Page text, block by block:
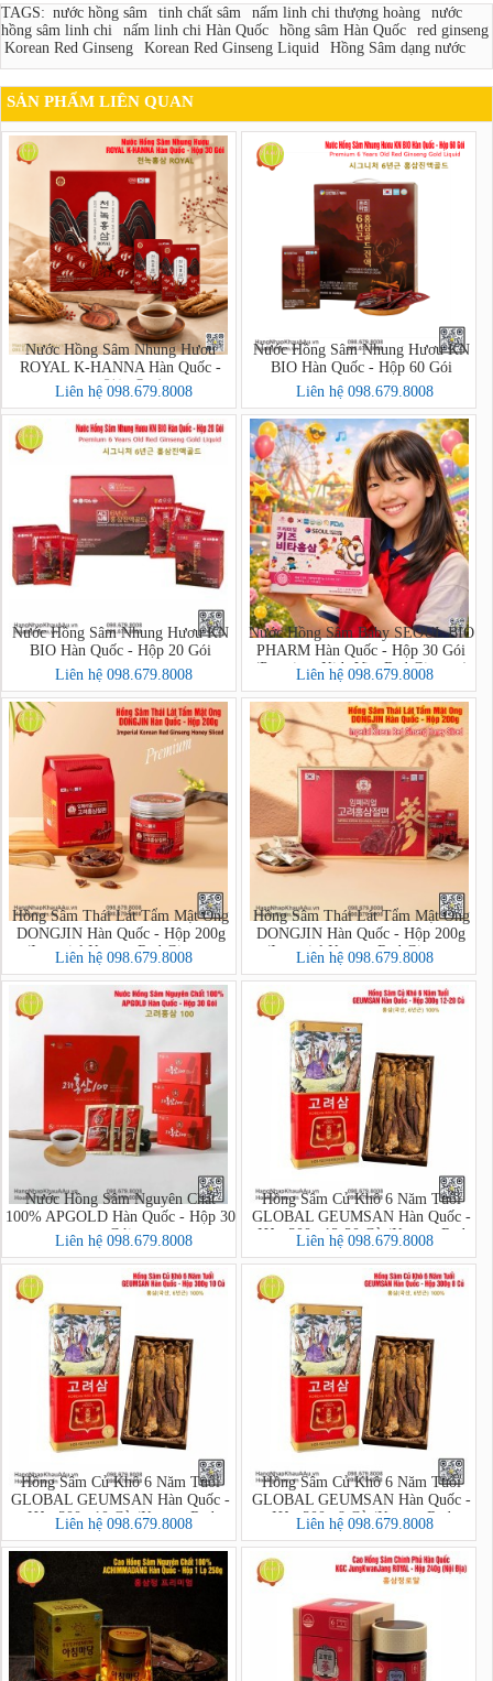
TAGS: nước hồng sâm tinh chất sâm nấm linh chi thượng hoàng
nước
hồng sâm linh chi
nấm linh chi Hàn Quốc hồng sâm Hàn Quốc
red ginseng
Korean Red Ginseng
Korean Red Ginseng Liquid Hồng Sâm dạng nước
SẢN PHẨM LIÊN QUAN
Nước Hồng Sâm Nhung Hươu
ROYAL K-HANNA Hàn Quốc -
Hộp 30 Gói (천녹홍삼 ROYAL)
Liên hệ 098.679.8008
Nước Hồng Sâm Nhung Hươu KN
BIO Hàn Quốc - Hộp 60 Gói
Liên hệ 098.679.8008
Nước Hồng Sâm Nhung Hươu KN
BIO Hàn Quốc - Hộp 20 Gói
Liên hệ 098.679.8008
Nước Hồng Sâm Baby SEOUL BIO
PHARM Hàn Quốc - Hộp 30 Gói
(Premium Kids Vita Red Ginseng)
Liên hệ 098.679.8008
Hồng Sâm Thái Lát Tẩm Mật Ong
DONGJIN Hàn Quốc - Hộp 200g
(Imperial Korean Red Ginseng
Honey Sliced PREMIUM)
Liên hệ 098.679.8008
Hồng Sâm Thái Lát Tẩm Mật Ong
DONGJIN Hàn Quốc - Hộp 200g
(Imperial Korean Red Ginseng
Honey Sliced)
Liên hệ 098.679.8008
Nước Hồng Sâm Nguyên Chất
100% APGOLD Hàn Quốc - Hộp 30
Gói
Liên hệ 098.679.8008
Hồng Sâm Củ Khô 6 Năm Tuổi
GLOBAL GEUMSAN Hàn Quốc -
Hộp 300g 12-20 Củ (Korean Red
Ginseng)
Liên hệ 098.679.8008
Hồng Sâm Củ Khô 6 Năm Tuổi
GLOBAL GEUMSAN Hàn Quốc -
Hộp 300g 10 Củ (Korean Red
Ginseng)
Liên hệ 098.679.8008
Hồng Sâm Củ Khô 6 Năm Tuổi
GLOBAL GEUMSAN Hàn Quốc -
Hộp 300g 8 Củ (Korean Red
Ginseng)
Liên hệ 098.679.8008